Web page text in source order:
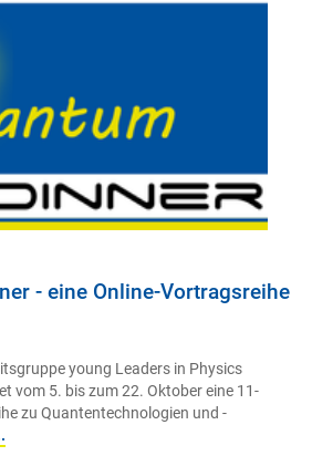
- eine Online-Vortragsreihe
young Leaders in Physics
vom 5. bis zum 22. Oktober eine 11-
zu Quantentechnologien und -